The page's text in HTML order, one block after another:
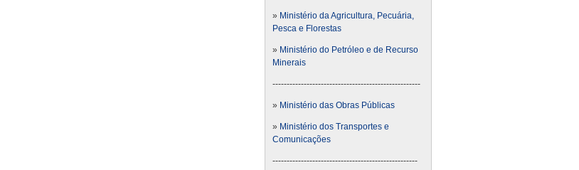
» Ministério da Agricultura, Pecuária,
Pesca e Florestas
» Ministério do Petróleo e de Recurso
Minerais
----------------------------------------------------
» Ministério das Obras Públicas
» Ministério dos Transportes e
Comunicações
---------------------------------------------------